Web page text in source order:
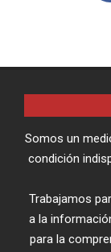
Somos un
condición
Trabajamos
a la
para la